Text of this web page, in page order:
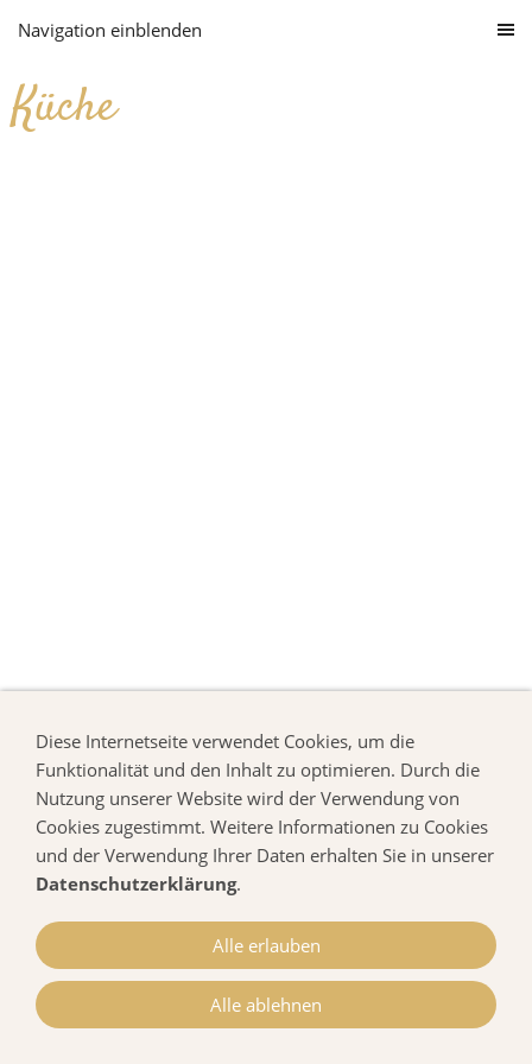
Navigation einblenden
Küche
Diese Internetseite verwendet Cookies, um die
Funktionalität und den Inhalt zu optimieren. Durch die
Nutzung unserer Website wird der Verwendung von
Cookies zugestimmt. Weitere Informationen zu Cookies
und der Verwendung Ihrer Daten erhalten Sie in unserer
Datenschutzerklärung.
Alle erlauben
Alle ablehnen